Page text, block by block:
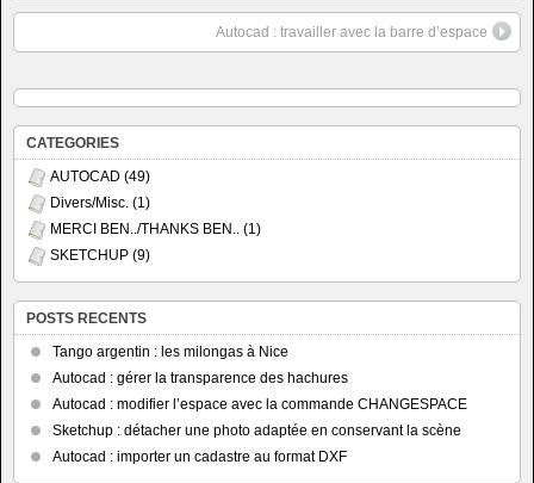
Autocad : travailler avec la barre d’espace
CATEGORIES
AUTOCAD (49)
Divers/Misc. (1)
MERCI BEN../THANKS BEN.. (1)
SKETCHUP (9)
POSTS RECENTS
Tango argentin : les milongas à Nice
Autocad : gérer la transparence des hachures
Autocad : modifier l’espace avec la commande CHANGESPACE
Sketchup : détacher une photo adaptée en conservant la scène
Autocad : importer un cadastre au format DXF